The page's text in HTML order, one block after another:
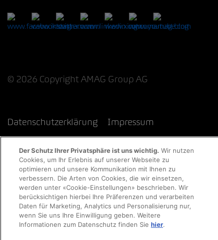
© 2026 Copyright AMAG Group AG
Datenschutzerklärung Impressum
Cookie-Richtlinie Rechtliche Hinweise
Der Schutz Ihrer Privatsphäre ist uns wichtig. Wir nutzen
Cookies, um Ihr Erlebnis auf unserer Webseite zu
optimieren und unsere Kommunikation mit Ihnen zu
verbessern. Die Arten von Cookies, die wir einsetzen,
werden unter «Cookie-Einstellungen» beschrieben. Wir
berücksichtigen hierbei Ihre Präferenzen und verarbeiten
Daten für Marketing, Analytics und Personalisierung nur,
wenn Sie uns Ihre Einwilligung geben. Weitere
Informationen zum Datenschutz finden Siehier.